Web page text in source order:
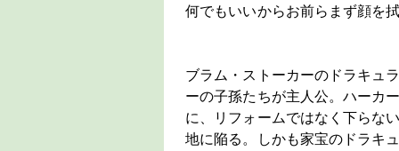
何でもいいからお前らまず顔を
ブラム・ストーカーのドラキュ
ーの子孫たちが主人公。ハーカ
に、リフォームではなく下らな
地に陥る。しかも家宝のドラキ